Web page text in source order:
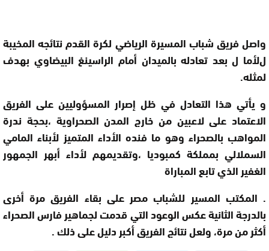
واصل فريق شباب المسيرة الرياضي لكرة القدم نتائجه المخيبة
لﻷما ل بعد تعادله بالميدان أمام الراسينغ البيضاوي بهدف
لمثله.
و يأتي هذا التعادل في ظل إصرار المسؤوليين على الفريق
الاعتماد على لاعبين من خارج المدن الصحراوية ،بحجة ندرة
المواهب بالصحراء وهو ما فنده اﻷداء المتميز ﻷبناء المامي
السملالي بمملكة كمبوديا ،وتقديمهم ﻷداء أبهر الجمهور
الغفير الذي تابع المباراة
. المكتب المسير للشباب مصر على بقاء الفريق مرة أخرى
بالدرجة الثانية عكس الوعود التي قدمت لجماهير فارس الصحراء
أكثر من مرة، ولعل نتائج الفريق أكبر دليل على ذلك .